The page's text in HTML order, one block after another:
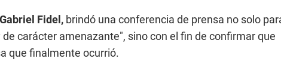
Fidel, brindó una conferencia de prensa no solo
carácter amenazante", sino con el fin de confirmar que
que finalmente ocurrió.